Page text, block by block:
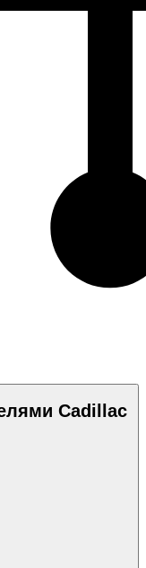
Cadillac